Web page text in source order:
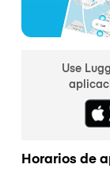
Use
Horarios de